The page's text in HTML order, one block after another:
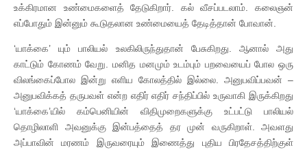
உக்கிரமான உண்மைகளைத் தேடுகிறார். கல் வீசப்படலாம். கலைஞன்
எப்போதும் இன்னும் கூடுதலான உண்மையைத் தேடித்தான் போவான்.
‘யாக்கை’ யும் பாலியல் உலகிலிருந்துதான் பேசுகிறது. ஆனால் அது
காட்டும் கோணம் வேறு. மனித மனமும் உடம்பும் பறவையைப் போல ஒரு
விலங்கைப்போல இன்று எளிய கோலத்தில் இல்லை. அனுபவிப்பவன் –
அனுபவிக்கத் தருபவள் என்ற எதிர் எதிர் சந்திப்பில் உருவாகி இருக்கிறது
‘யாக்கை’யில் கம்பெனியின் விதிமுறைகளுக்கு உட்பட்டு பாலியல்
தொழிலாளி அவனுக்கு இன்பத்தைத் தர முன் வருகிறாள். அவளது
அப்பாவின் மரணம் இருவரையும் இணைத்து புதிய பிரதேசத்திற்குள்